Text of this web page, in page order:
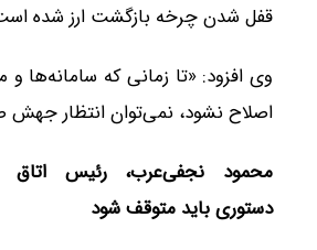
قفل شدن چرخه بازگشت ارز شده
وی افزود: «تا زمانی که سامانه‌ها و
اصلاح نشود، نمی‌توان انتظار جهش
محمود نجفی‌عرب، رئیس اتاق
دستوری باید متوقف شود